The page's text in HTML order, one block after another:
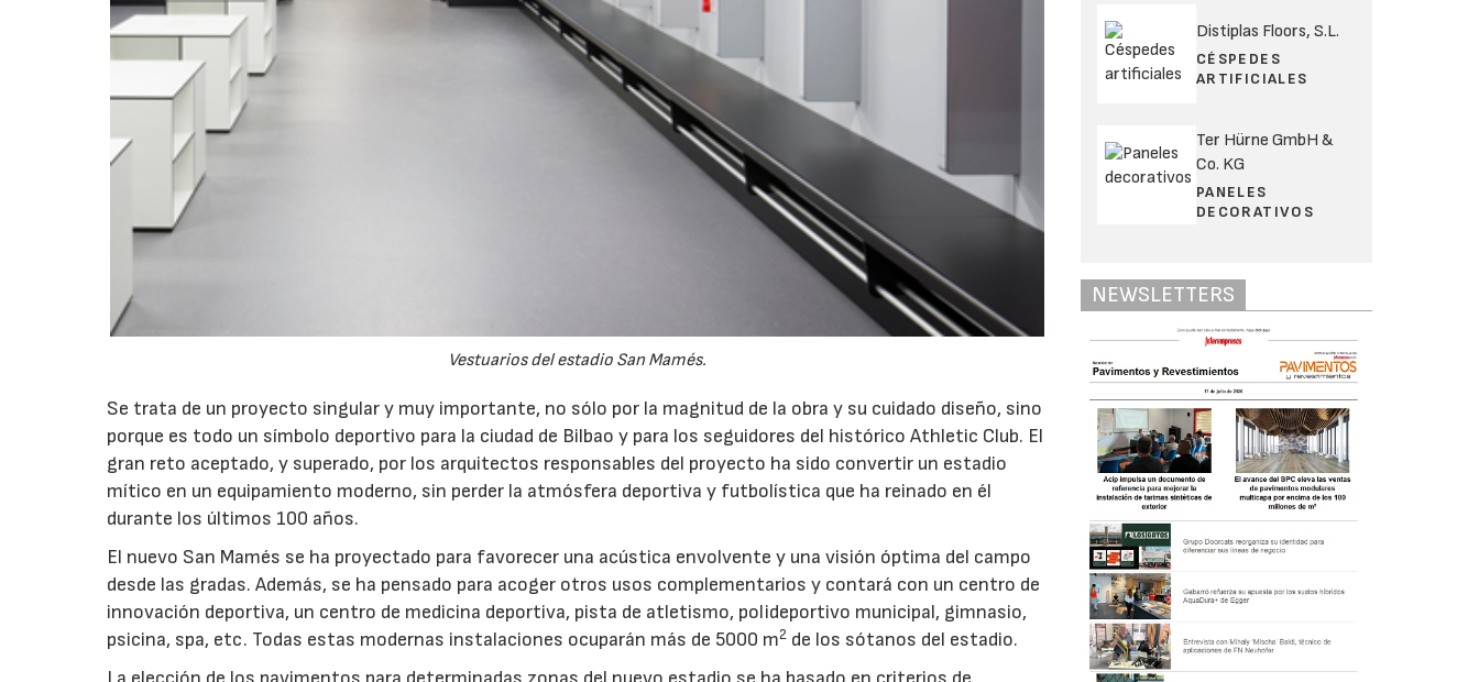
Vestuarios del estadio San Mamés.
Se trata de un proyecto singular y muy importante, no sólo por la magnitud de la obra y su cuidado diseño, sino
porque es todo un símbolo deportivo para la ciudad de Bilbao y para los seguidores del histórico Athletic Club. El
gran reto aceptado, y superado, por los arquitectos responsables del proyecto ha sido convertir un estadio
mítico en un equipamiento moderno, sin perder la atmósfera deportiva y futbolística que ha reinado en él
durante los últimos 100 años.
El nuevo San Mamés se ha proyectado para favorecer una acústica envolvente y una visión óptima del campo
desde las gradas. Además, se ha pensado para acoger otros usos complementarios y contará con un centro de
innovación deportiva, un centro de medicina deportiva, pista de atletismo, polideportivo municipal, gimnasio,
psicina, spa, etc. Todas estas modernas instalaciones ocuparán más de 5000 m2 de los sótanos del estadio.
Distiplas Floors, S.L.
CÉSPEDES
ARTIFICIALES
Ter Hürne GmbH &
Co. KG
PANELES
DECORATIVOS
NEWSLETTERS